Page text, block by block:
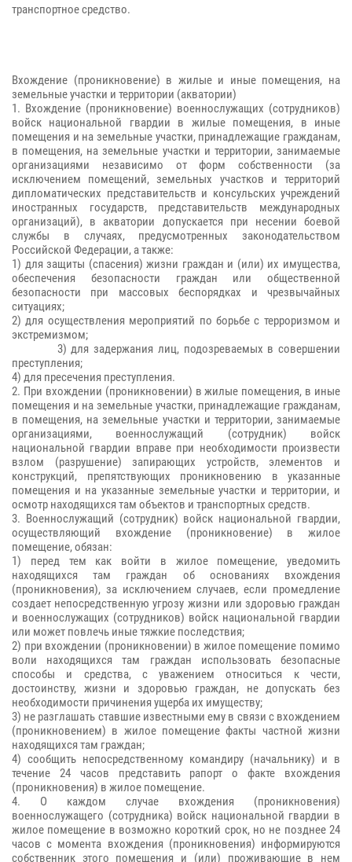
транспортное средство.
Вхождение (проникновение) в жилые и иные помещения, на
земельные участки и территории (акватории)
1. Вхождение (проникновение) военнослужащих (сотрудников)
войск национальной гвардии в жилые помещения, в иные
помещения и на земельные участки, принадлежащие гражданам,
в помещения, на земельные участки и территории, занимаемые
организациями независимо от форм собственности (за
исключением помещений, земельных участков и территорий
дипломатических представительств и консульских учреждений
иностранных государств, представительств международных
организаций), в акватории допускается при несении боевой
службы в случаях, предусмотренных законодательством
Российской Федерации, а также:
1) для защиты (спасения) жизни граждан и (или) их имущества,
обеспечения безопасности граждан или общественной
безопасности при массовых беспорядках и чрезвычайных
ситуациях;
2) для осуществления мероприятий по борьбе с терроризмом и
экстремизмом;
3) для задержания лиц, подозреваемых в совершении
преступления;
4) для пресечения преступления.
2. При вхождении (проникновении) в жилые помещения, в иные
помещения и на земельные участки, принадлежащие гражданам,
в помещения, на земельные участки и территории, занимаемые
организациями, военнослужащий (сотрудник) войск
национальной гвардии вправе при необходимости произвести
взлом (разрушение) запирающих устройств, элементов и
конструкций, препятствующих проникновению в указанные
помещения и на указанные земельные участки и территории, и
осмотр находящихся там объектов и транспортных средств.
3. Военнослужащий (сотрудник) войск национальной гвардии,
осуществляющий вхождение (проникновение) в жилое
помещение, обязан:
1) перед тем как войти в жилое помещение, уведомить
находящихся там граждан об основаниях вхождения
(проникновения), за исключением случаев, если промедление
создает непосредственную угрозу жизни или здоровью граждан
и военнослужащих (сотрудников) войск национальной гвардии
или может повлечь иные тяжкие последствия;
2) при вхождении (проникновении) в жилое помещение помимо
воли находящихся там граждан использовать безопасные
способы и средства, с уважением относиться к чести,
достоинству, жизни и здоровью граждан, не допускать без
необходимости причинения ущерба их имуществу;
3) не разглашать ставшие известными ему в связи с вхождением
(проникновением) в жилое помещение факты частной жизни
находящихся там граждан;
4) сообщить непосредственному командиру (начальнику) и в
течение 24 часов представить рапорт о факте вхождения
(проникновения) в жилое помещение.
4. О каждом случае вхождения (проникновения)
военнослужащего (сотрудника) войск национальной гвардии в
жилое помещение в возможно короткий срок, но не позднее 24
часов с момента вхождения (проникновения) информируются
собственник этого помещения и (или) проживающие в нем